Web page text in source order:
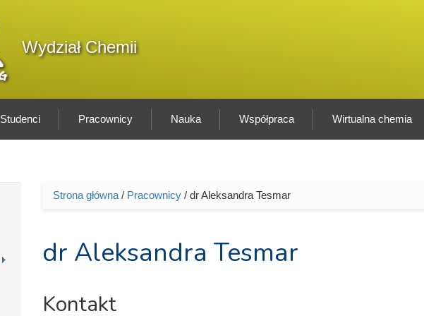
Wydział Chemii
Studenci Pracownicy Nauka Współpraca Wirtualna chemia
Jesteś tutaj
Strona główna/ Pracownicy/ dr Aleksandra Tesmar
dr Aleksandra Tesmar
Kontakt